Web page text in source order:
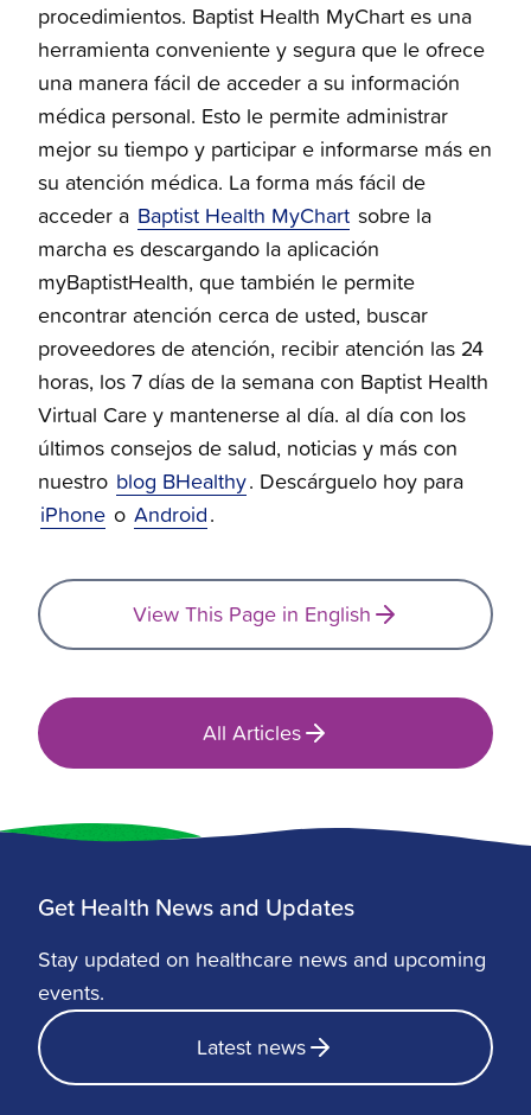
procedimientos. Baptist Health MyChart es una
herramienta conveniente y segura que le ofrece
una manera fácil de acceder a su información
médica personal. Esto le permite administrar
mejor su tiempo y participar e informarse más en
su atención médica. La forma más fácil de
acceder a Baptist Health MyChart sobre la
marcha es descargando la aplicación
myBaptistHealth, que también le permite
encontrar atención cerca de usted, buscar
proveedores de atención, recibir atención las 24
horas, los 7 días de la semana con Baptist Health
Virtual Care y mantenerse al día. al día con los
últimos consejos de salud, noticias y más con
nuestro blog BHealthy. Descárguelo hoy para
iPhone o Android.
View This Page in English
All Articles
Get Health News and Updates
Stay updated on healthcare news and upcoming
events.
Latest news